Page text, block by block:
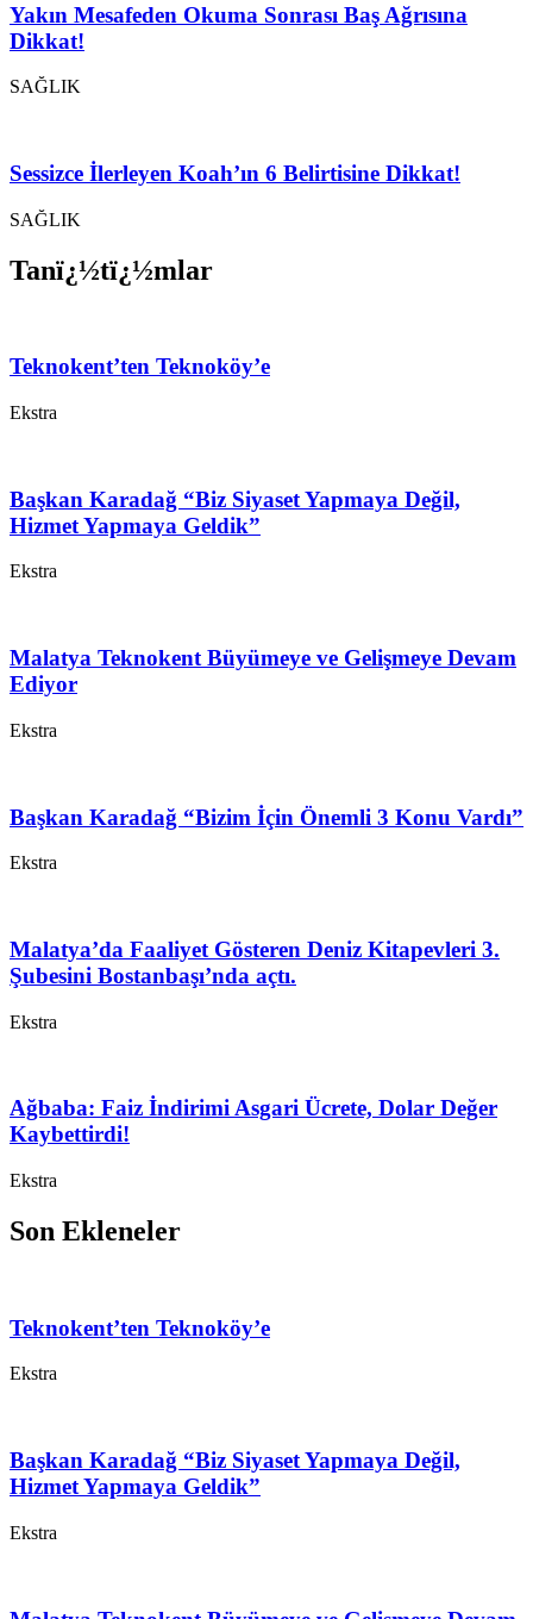
Yakın Mesafeden Okuma Sonrası Baş Ağrısına
Dikkat!
SAĞLIK
Sessizce İlerleyen Koah’ın 6 Belirtisine Dikkat!
SAĞLIK
Tanï¿½tï¿½mlar
Teknokent’ten Teknoköy’e
Ekstra
Başkan Karadağ “Biz Siyaset Yapmaya Değil,
Hizmet Yapmaya Geldik”
Ekstra
Malatya Teknokent Büyümeye ve Gelişmeye Devam
Ediyor
Ekstra
Başkan Karadağ “Bizim İçin Önemli 3 Konu Vardı”
Ekstra
Malatya’da Faaliyet Gösteren Deniz Kitapevleri 3.
Şubesini Bostanbaşı’nda açtı.
Ekstra
Ağbaba: Faiz İndirimi Asgari Ücrete, Dolar Değer
Kaybettirdi!
Ekstra
Son Ekleneler
Teknokent’ten Teknoköy’e
Ekstra
Başkan Karadağ “Biz Siyaset Yapmaya Değil,
Hizmet Yapmaya Geldik”
Ekstra